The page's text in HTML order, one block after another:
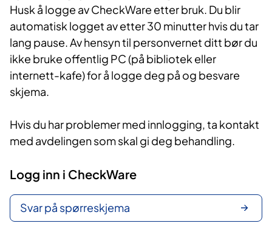
Husk å logge av CheckWare etter bruk. Du blir
automatisk logget av etter 30 minutter hvis du tar
lang pause. Av hensyn til personvernet ditt bør du
ikke bruke offentlig PC (på bibliotek eller
internett-kafe) for å logge deg på og besvare
skjema.
Hvis du har problemer med innlogging, ta kontakt
med avdelingen som skal gi deg behandling.
Logg inn i CheckWare
Svar på spørreskjema